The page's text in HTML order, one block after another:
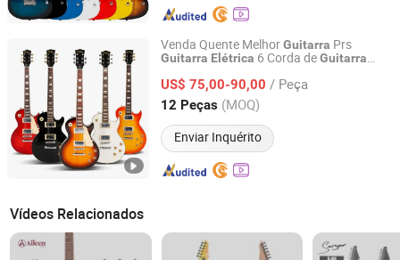
Venda Quente MelhorGuitarra Prs
Guitarra Elétrica 6 Corda deGuitarra
US$ 75,00-90,00 / Peça
12 Peças (MOQ)
Enviar Inquérito
Guangzhou MingXuan Musical Instruments
Manufacturing Factory
Guangdong, China Desde 2023
Vídeos Relacionados